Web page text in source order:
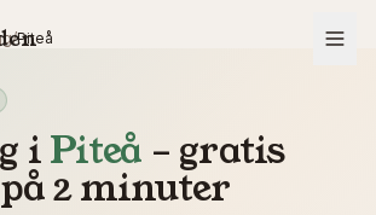
/Piteå
iPiteå – gratis
2 minuter